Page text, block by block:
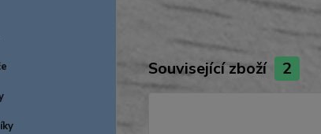
Související zboží 2